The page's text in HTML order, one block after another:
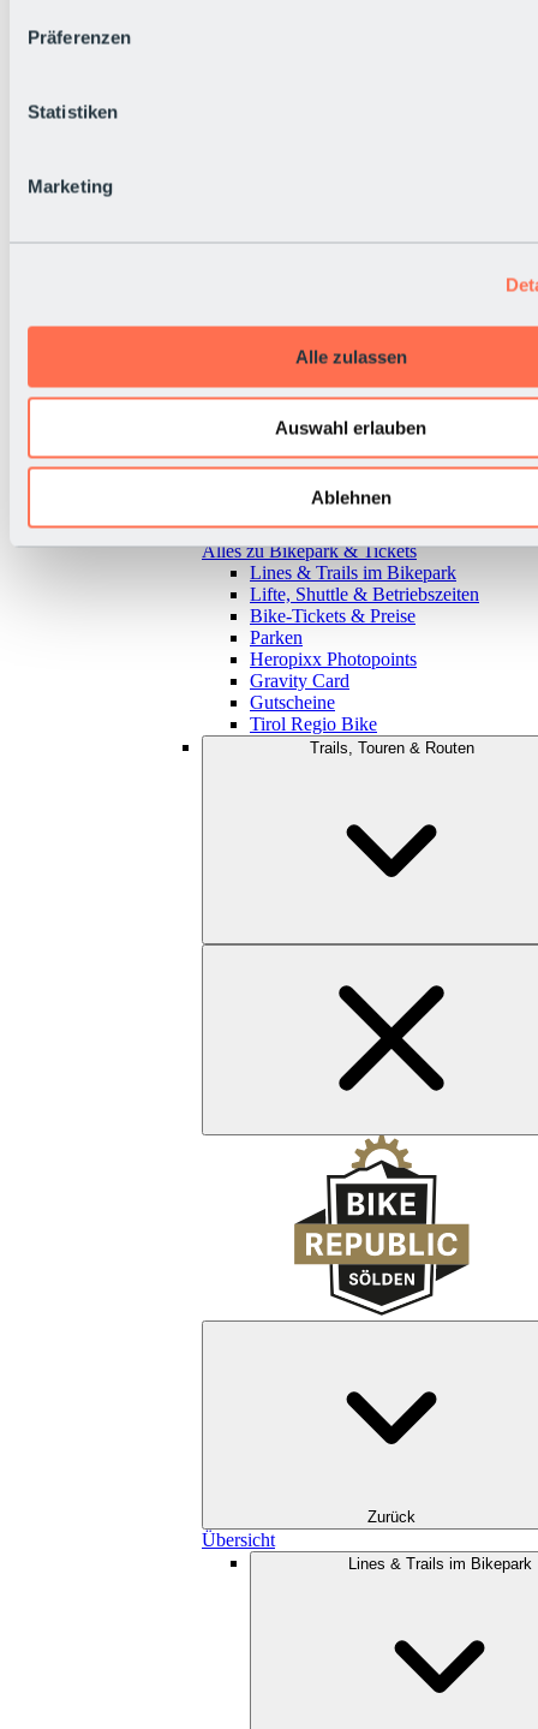
Präferenzen
Statistiken
Marketing
Alle zulassen
Auswahl erlauben
Ablehnen
Zurück
Alles zu Bikepark & Tickets
Lines & Trails im Bikepark
Lifte, Shuttle & Betriebszeiten
Bike-Tickets & Preise
Parken
Heropixx Photopoints
Gravity Card
Gutscheine
Tirol Regio Bike
Trails, Touren & Routen
Zurück
Übersicht
Lines & Trails im Bikepark